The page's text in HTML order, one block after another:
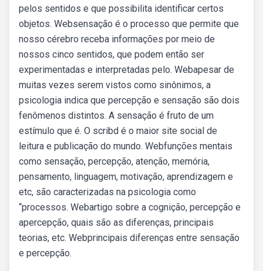
pelos sentidos e que possibilita identificar certos
objetos. Websensação é o processo que permite que
nosso cérebro receba informações por meio de
nossos cinco sentidos, que podem então ser
experimentadas e interpretadas pelo. Webapesar de
muitas vezes serem vistos como sinônimos, a
psicologia indica que percepção e sensação são dois
fenômenos distintos. A sensação é fruto de um
estímulo que é. O scribd é o maior site social de
leitura e publicação do mundo. Webfunções mentais
como sensação, percepção, atenção, memória,
pensamento, linguagem, motivação, aprendizagem e
etc, são caracterizadas na psicologia como
“processos. Webartigo sobre a cognição, percepção e
apercepção, quais são as diferenças, principais
teorias, etc. Webprincipais diferenças entre sensação
e percepção.